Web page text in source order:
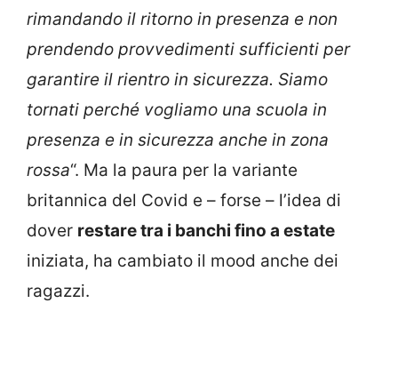
rimandando il ritorno in presenza e non
prendendo provvedimenti sufficienti per
garantire il rientro in sicurezza. Siamo
tornati perché vogliamo una scuola in
presenza e in sicurezza anche in zona
rossa“. Ma la paura per la variante
britannica del Covid e – forse – l’idea di
dover restare tra i banchi fino a estate
iniziata, ha cambiato il mood anche dei
ragazzi.